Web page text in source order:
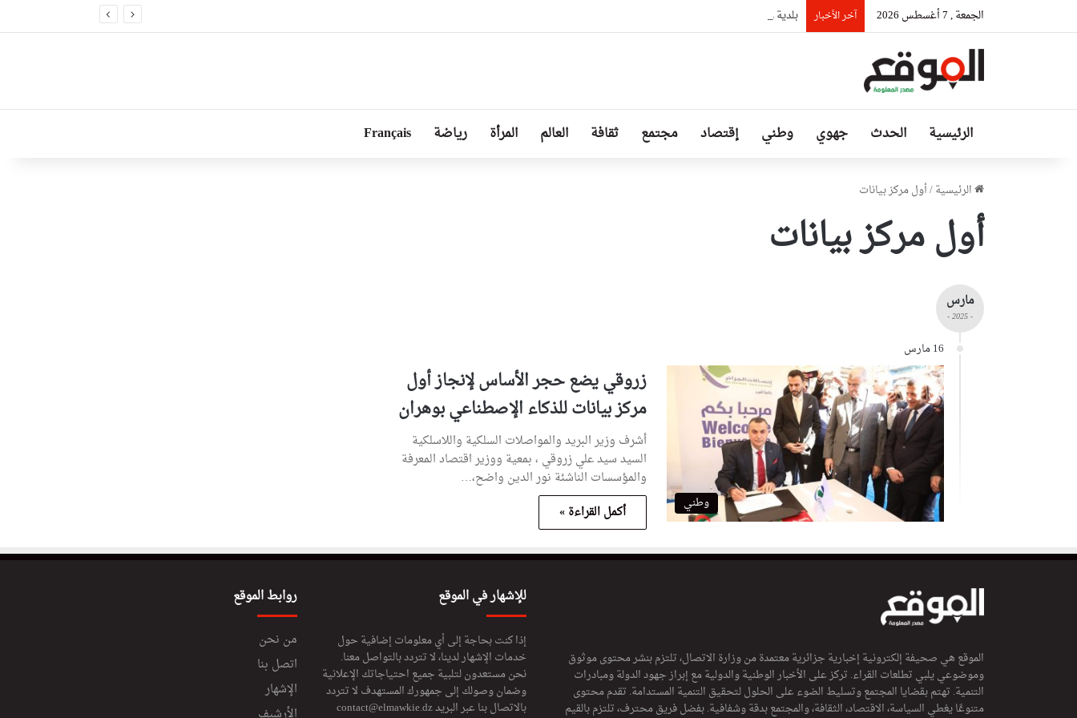
الجمعة , 7 أغسطس 2026 آخر الأخبار بلدية وهران تتجند غدا لحملة تطوعية كبرى لتنظيف مختلف المندوبيات
الرئيسية الحدث جهوي وطني إقتصاد مجتمع ثقافة العالم المرأة رياضة Français
الرئيسية/أول مركز بيانات
أول مركز بيانات
مارس
- 2025 -
16 مارس
وطني
زروقي يضع حجر الأساس لإنجاز أول
مركز بيانات للذكاء الإصطناعي بوهران
أشرف وزير البريد والمواصلات السلكية واللاسلكية
السيد سيد علي زروقي ، بمعية ووزير اقتصاد المعرفة
والمؤسسات الناشئة نور الدين واضح،…
أكمل القراءة »
الموقع هي صحيفة إلكترونية إخبارية جزائرية معتمدة من وزارة الاتصال، تلتزم بنشر محتوى موثوق
وموضوعي يلبي تطلعات القراء. تركز على الأخبار الوطنية والدولية مع إبراز جهود الدولة ومبادرات
التنمية. تهتم بقضايا المجتمع وتسليط الضوء على الحلول لتحقيق التنمية المستدامة. تقدم محتوى
متنوعًا يغطي السياسة، الاقتصاد، الثقافة، والمجتمع بدقة وشفافية. بفضل فريق محترف، تلتزم بالقيم
للإشهار في الموقع
إذا كنت بحاجة إلى أي معلومات إضافية حول
خدمات الإشهار لدينا، لا تتردد بالتواصل معنا.
نحن مستعدون لتلبية جميع احتياجاتك الإعلانية
وضمان وصولك إلى جمهورك المستهدف لا تتردد
بالاتصال بنا عبر البريدcontact@elmawkie.dz
روابط الموقع
من نحن
اتصل بنا
الإشهار